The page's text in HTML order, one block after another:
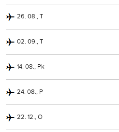
26. 08., T
02. 09., T
14. 08., Pk
24. 08., P
22. 12., O